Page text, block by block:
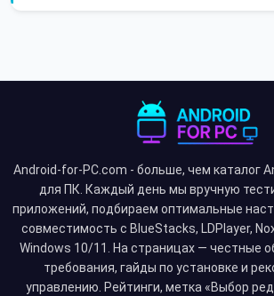
Android-for-PC.com - больше, чем каталог
для ПК. Каждый день мы вручную
приложений, подбираем оптимальные
совместимость с BlueStacks, LDPlayer,
Windows 10/11. На страницах — честные
требования, гайды по установке и
управлению. Рейтинги, метка «Выбор